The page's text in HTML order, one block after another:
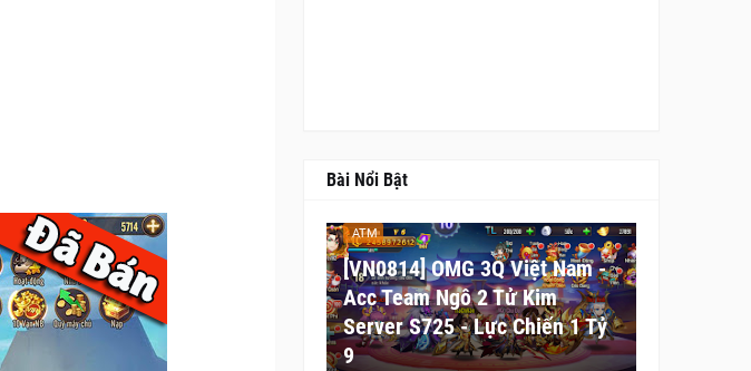
Bài Nổi Bật
ATM
[VN0814] OMG 3Q Việt Nam -
Acc Team Ngô 2 Tử Kim
Server S725 - Lực Chiến 1 Tỷ
9